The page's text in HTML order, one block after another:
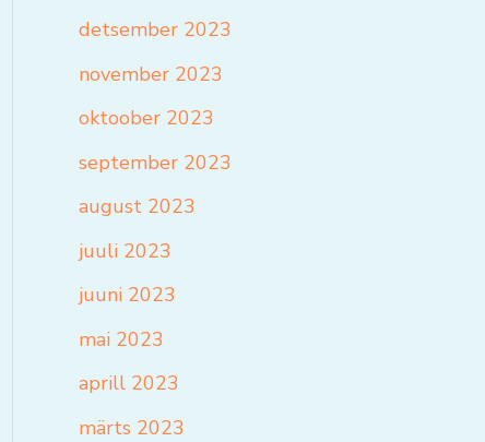
detsember 2023
november 2023
oktoober 2023
september 2023
august 2023
juuli 2023
juuni 2023
mai 2023
aprill 2023
märts 2023